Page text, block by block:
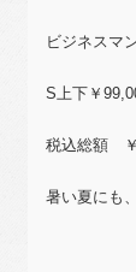
ビジネスマ
S上下￥
税込総額
暑い夏にも